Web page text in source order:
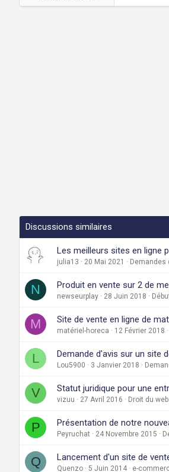
Discussions similaires
Les meilleurs sites en ligne
julia13 20 Mai 2021 Demandes
N Produit en vente sur 2 de
newseurplay 28 Juin 2018
M Site de vente en ligne de
matériel-horeca 12 Février 2018
L Demande d'avis sur un site
Lou5900 3 Janvier 2018
V Statut juridique pour une
vizuu 27 Avril 2016 Droit du
P Présentation de notre
Peyruchat 24 Novembre 2015
Q Lancement d'un site de
Quenzo 5 Juin 2014 e-